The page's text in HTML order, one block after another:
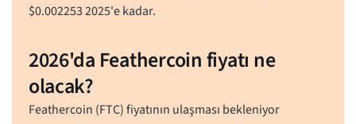
$0.0022532025'e kadar.
2026'da Feathercoin fiyatı ne
olacak?
Feathercoin (FTC) fiyatının ulaşması bekleniyor